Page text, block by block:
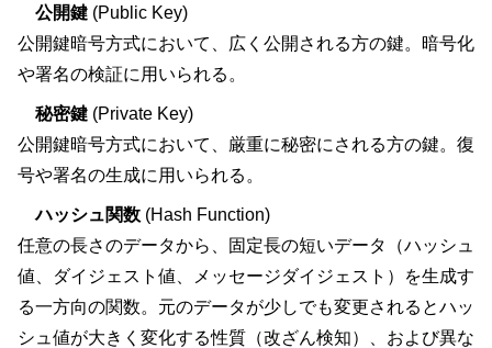
公開鍵 (Public Key)
公開鍵暗号方式において、広く公開される方の鍵。暗号化
や署名の検証に用いられる。
秘密鍵 (Private Key)
公開鍵暗号方式において、厳重に秘密にされる方の鍵。復
号や署名の生成に用いられる。
ハッシュ関数 (Hash Function)
任意の長さのデータから、固定長の短いデータ（ハッシュ
値、ダイジェスト値、メッセージダイジェスト）を生成す
る一方向の関数。元のデータが少しでも変更されるとハッ
シュ値が大きく変化する性質（改ざん検知）、および異な